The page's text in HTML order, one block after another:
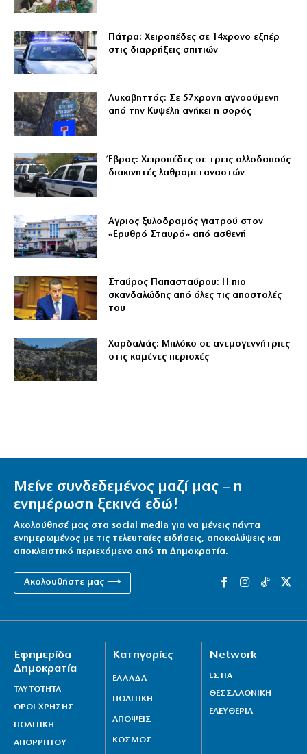
Πάτρα: Χειροπέδες σε 14χρονο εξπέρ
στις διαρρήξεις σπιτιών
Λυκαβηττός: Σε 57χρονη αγνοούμενη
από την Κυψέλη ανήκει η σορός
Έβρος: Χειροπέδες σε τρεις αλλοδαπούς
διακινητές λαθρομεταναστών
Αγριος ξυλοδραμός γιατρού στον
«Ερυθρό Σταυρό» από ασθενή
Σταύρος Παπασταύρου: Η πιο
σκανδαλώδης από όλες τις αποστολές
του
Χαρδαλιάς: Μπλόκο σε ανεμογεννήτριες
στις καμένες περιοχές
Μείνε συνδεδεμένος μαζί μας – η
ενημέρωση ξεκινά εδώ!
Ακολούθησέ μας στα social media για να μένεις πάντα
ενημερωμένος με τις τελευταίες ειδήσεις, αποκαλύψεις και
αποκλειστικό περιεχόμενο από τη Δημοκρατία.
Ακολουθήστε μας ⟶
Εφημερίδα
Δημοκρατία
ΤΑΥΤΟΤΗΤΑ
ΟΡΟΙ ΧΡΗΣΗΣ
ΠΟΛΙΤΙΚΗ
ΑΠΟΡΡΗΤΟΥ
Κατηγορίες
ΕΛΛΑΔΑ
ΠΟΛΙΤΙΚΗ
ΑΠΟΨΕΙΣ
ΚΟΣΜΟΣ
Network
ΕΣΤΙΑ
ΘΕΣΣΑΛΟΝΙΚΗ
ΕΛΕΥΘΕΡΙΑ